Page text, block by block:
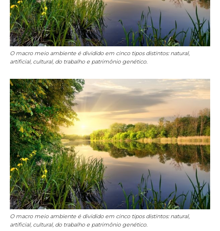
O macro meio ambiente é dividido em cinco tipos distintos: natural,
artificial, cultural, do trabalho e patrimônio genético.
O macro meio ambiente é dividido em cinco tipos distintos: natural,
artificial, cultural, do trabalho e patrimônio genético.